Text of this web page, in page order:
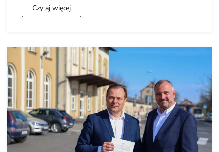
Czytaj więcej